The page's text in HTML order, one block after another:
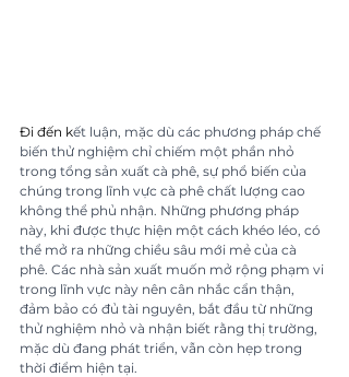
Đi đến kết luận, mặc dù các phương pháp chế
biến thử nghiệm chỉ chiếm một phần nhỏ
trong tổng sản xuất cà phê, sự phổ biến của
chúng trong lĩnh vực cà phê chất lượng cao
không thể phủ nhận. Những phương pháp
này, khi được thực hiện một cách khéo léo, có
thể mở ra những chiều sâu mới mẻ của cà
phê. Các nhà sản xuất muốn mở rộng phạm vi
trong lĩnh vực này nên cân nhắc cẩn thận,
đảm bảo có đủ tài nguyên, bắt đầu từ những
thử nghiệm nhỏ và nhận biết rằng thị trường,
mặc dù đang phát triển, vẫn còn hẹp trong
thời điểm hiện tại.